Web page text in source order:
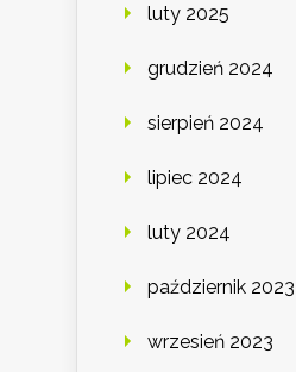
luty 2025
grudzień 2024
sierpień 2024
lipiec 2024
luty 2024
październik 2023
wrzesień 2023